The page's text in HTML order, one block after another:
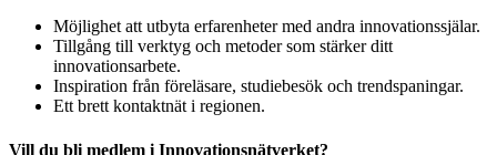
Möjlighet att utbyta erfarenheter med andra innovationssjälar.
Tillgång till verktyg och metoder som stärker ditt
innovationsarbete.
Inspiration från föreläsare, studiebesök och trendspaningar.
Ett brett kontaktnät i regionen.
Vill du bli medlem i Innovationsnätverket?